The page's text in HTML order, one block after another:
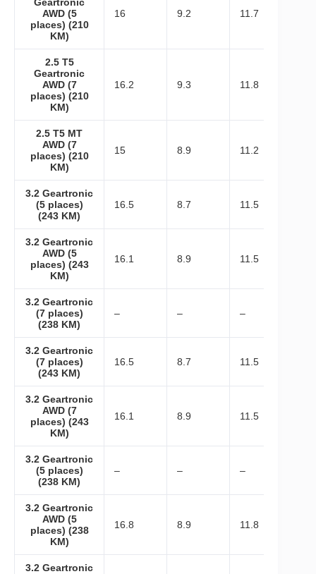
Geartronic
AWD (5
places) (210
KM)
16 9.2 11.7
2.5 T5
Geartronic
AWD (7
places) (210
KM)
16.2 9.3 11.8
2.5 T5 MT
AWD (7
places) (210
KM)
15 8.9 11.2
3.2 Geartronic
(5 places)
(243 KM)
16.5 8.7 11.5
3.2 Geartronic
AWD (5
places) (243
KM)
16.1 8.9 11.5
3.2 Geartronic
(7 places)
(238 KM)
– – –
3.2 Geartronic
(7 places)
(243 KM)
16.5 8.7 11.5
3.2 Geartronic
AWD (7
places) (243
KM)
16.1 8.9 11.5
3.2 Geartronic
(5 places)
(238 KM)
– – –
3.2 Geartronic
AWD (5
places) (238
KM)
16.8 8.9 11.8
3.2 Geartronic